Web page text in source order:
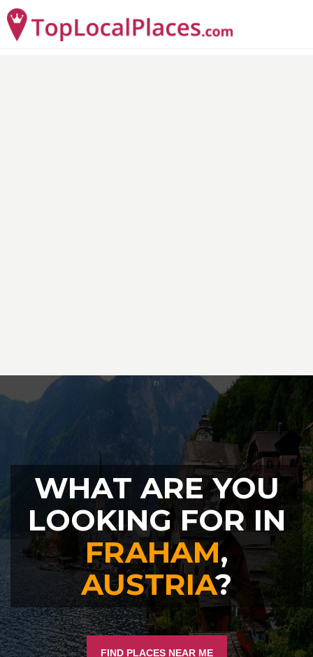
WHAT ARE YOU
LOOKING FOR IN
FRAHAM,
AUSTRIA?
FIND PLACES NEAR ME